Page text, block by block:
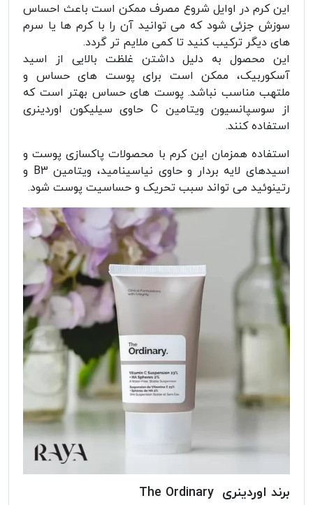
این کرم در اوایل شروع مصرف ممکن است باعث احساس
سوزش جزئی شود که می توانید آن را با کرم ها یا سرم
های دیگر ترکیب کنید تا کمی ملایم تر گردد.
این محصول به دلیل داشتن غلظت بالایی از اسید
آسکوربیک، ممکن است برای پوست‌ های حساس و
ملتهب مناسب نباشد. پوست های حساس بهتر است که
از سوسپانسیون ویتامین C حاوی سیلیکون اوردینری
استفاده کنند.
استفاده همزمان این کرم با محصولات پاکسازی پوست و
اسیدهای لایه بردار و حاوی نیاسینامید، ویتامین B3 و
رتینوئید می تواند سبب تحریک و حساسیت پوست شود.
برند اوردینری The Ordinary